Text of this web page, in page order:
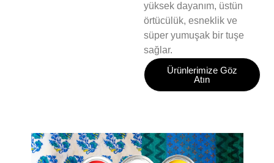
yüksek dayanım, üstün
örtücülük, esneklik ve
süper yumuşak bir tuşe
sağlar.
Ürünlerimize Göz
Atın